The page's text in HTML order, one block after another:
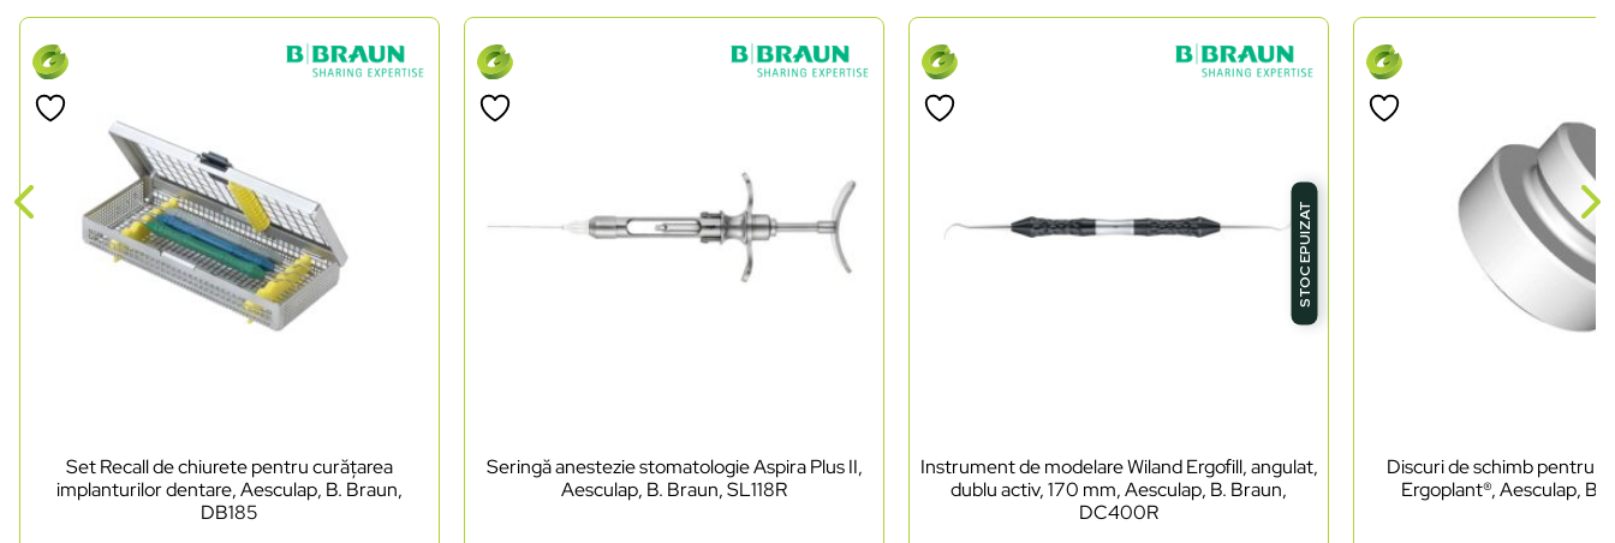
Set Recall de chiurete pentru curățarea
implanturilor dentare, Aesculap, B. Braun,
DB185
Seringă anestezie stomatologie Aspira Plus II,
Aesculap, B. Braun, SL118R
STOC EPUIZAT
Instrument de modelare Wiland Ergofill, angulat,
dublu activ, 170 mm, Aesculap, B. Braun,
DC400R
Discuri de schimb pentru
Ergoplant®, Aesculap, B.